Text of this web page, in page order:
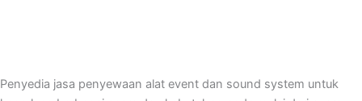
Penyedia jasa penyewaan alat event dan sound system untuk